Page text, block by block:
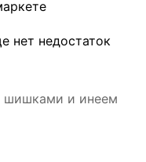
нет недостаток
шишками и инеем